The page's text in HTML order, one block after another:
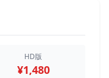
HD版
¥1,480